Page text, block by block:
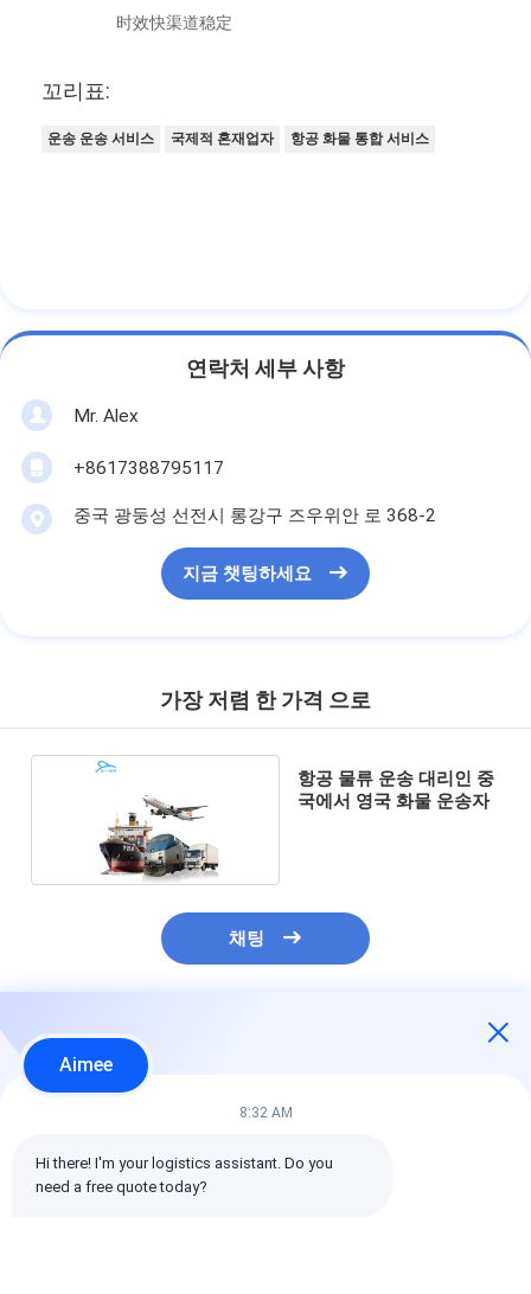
时效快渠道稳定
꼬리표:
운송 운송 서비스 국제적 혼재업자 항공 화물 통합 서비스
연락처 세부 사항
Mr. Alex
+8617388795117
중국 광둥성 선전시 롱강구 즈우위안 로 368-2
지금 챗팅하세요
가장 저렴 한 가격 으로
항공 물류 운송 대리인 중
국에서 영국 화물 운송자
채팅
추천된 제품
Aimee
8:32 AM
Hi there! I'm your logistics assistant. Do you
need a free quote today?